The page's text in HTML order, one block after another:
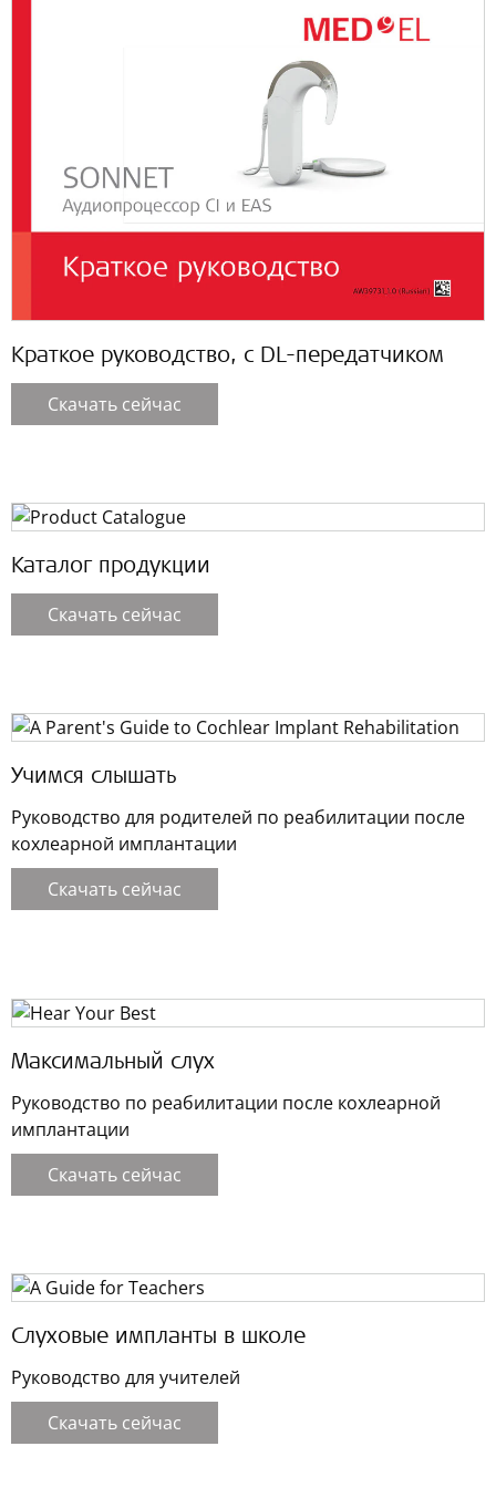
Краткое руководство, с DL-передатчиком
Скачать сейчас
Каталог продукции
Скачать сейчас
Учимся слышать
Руководство для родителей по реабилитации после
кохлеарной имплантации
Скачать сейчас
Максимальный слух
Руководство по реабилитации после кохлеарной
имплантации
Скачать сейчас
Слуховые импланты в школе
Руководство для учителей
Скачать сейчас